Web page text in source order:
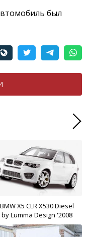
был
BMW X5 CLR X530 Diesel
by Lumma Design '2008